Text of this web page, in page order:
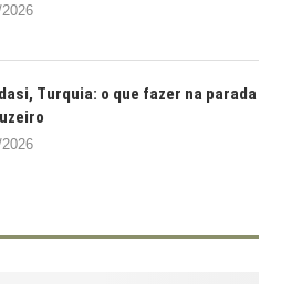
Turquia: o que fazer na parada